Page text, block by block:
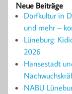
Neue Beiträge
Dorfkultur in
und mehr –
Lüneburg:
2026
Hansestadt
NABU